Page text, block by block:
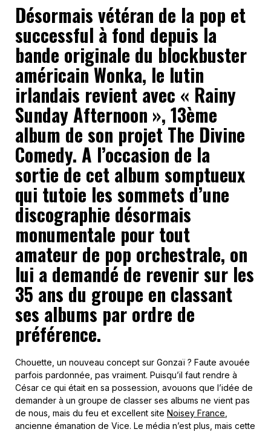
Désormais vétéran de la pop et
successful à fond depuis la
bande originale du blockbuster
américain Wonka, le lutin
irlandais revient avec « Rainy
Sunday Afternoon », 13ème
album de son projet The Divine
Comedy. A l’occasion de la
sortie de cet album somptueux
qui tutoie les sommets d’une
discographie désormais
monumentale pour tout
amateur de pop orchestrale, on
lui a demandé de revenir sur les
35 ans du groupe en classant
ses albums par ordre de
préférence.
Chouette, un nouveau concept sur Gonzaï ? Faute avouée
parfois pardonnée, pas vraiment. Puisqu’il faut rendre à
César ce qui était en sa possession, avouons que l’idée de
demander à un groupe de classer ses albums ne vient pas
de nous, mais du feu et excellent site Noisey France
ancienne émanation de Vice. Le média n’est plus, mais cette